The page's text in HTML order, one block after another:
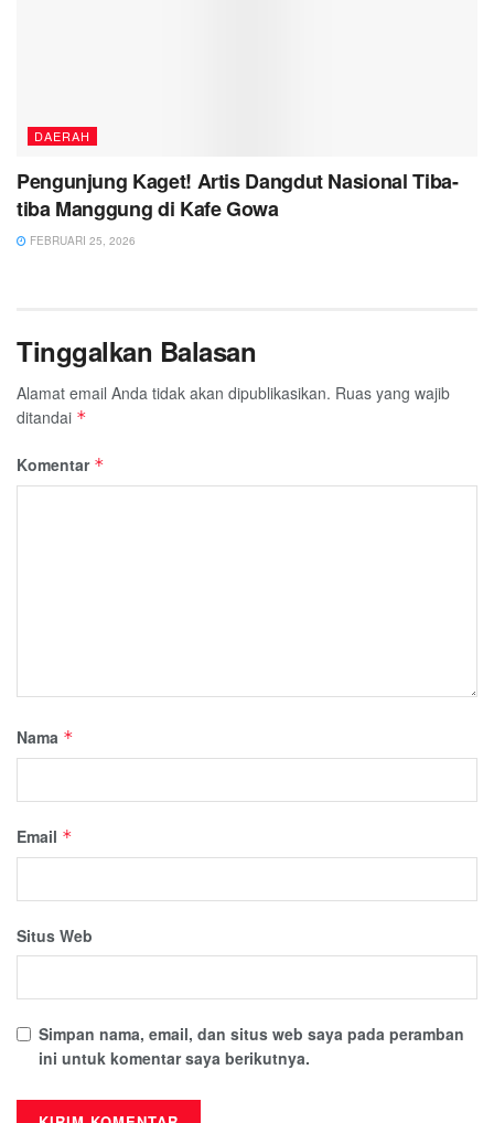
DAERAH
Pengunjung Kaget! Artis Dangdut Nasional Tiba-
tiba Manggung di Kafe Gowa
FEBRUARI 25, 2026
Tinggalkan Balasan
Alamat email Anda tidak akan dipublikasikan. Ruas yang wajib
ditandai *
Komentar *
Nama *
Email *
Situs Web
Simpan nama, email, dan situs web saya pada peramban
ini untuk komentar saya berikutnya.